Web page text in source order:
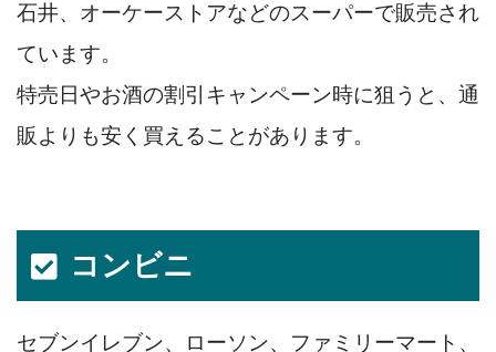
石井、オーケーストアなどのスーパーで販売され
ています。
特売日やお酒の割引キャンペーン時に狙うと、通
販よりも安く買えることがあります。
コンビニ
セブンイレブン、ローソン、ファミリーマート、